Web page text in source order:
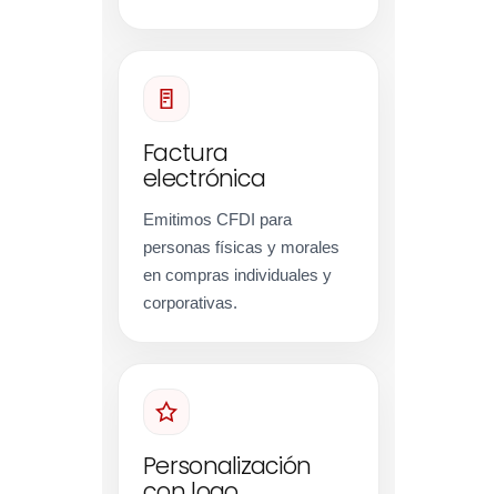
Factura
electrónica
Emitimos CFDI para
personas físicas y morales
en compras individuales y
corporativas.
Personalización